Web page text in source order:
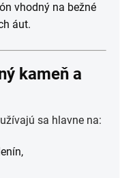
vhodný na bežné
áut.
kameň a
sa hlavne na: